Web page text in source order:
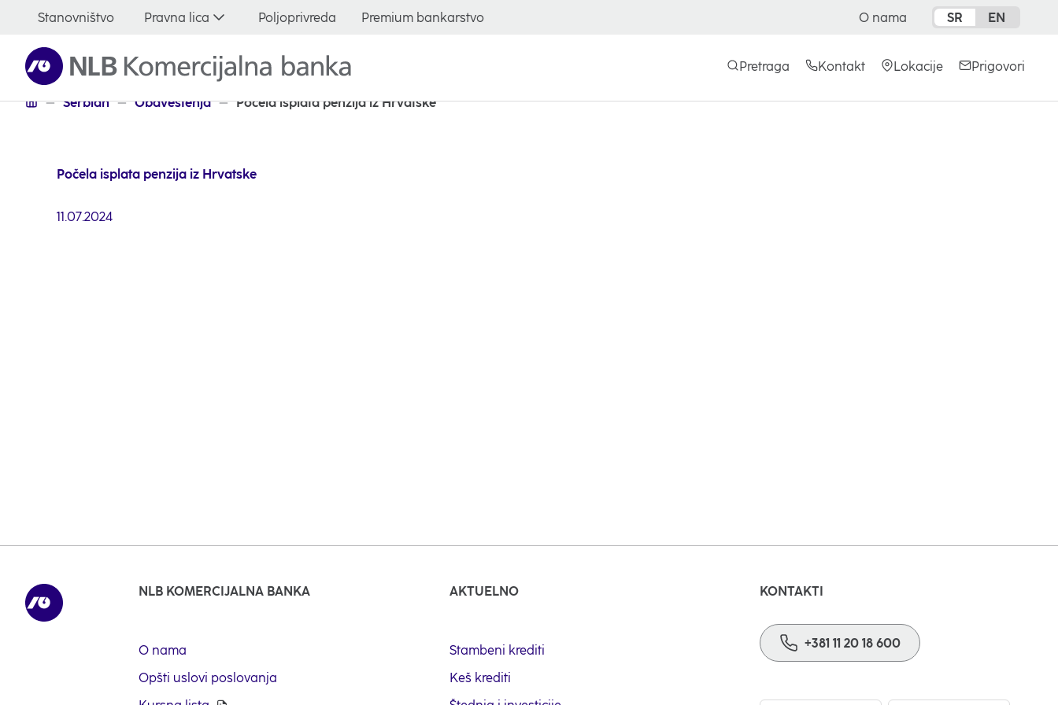
Stanovništvo Pravna lica Poljoprivreda Premium bankarstvo O nama
opens
new
SR EN
Pretraga Kontakt Lokacije Prigovori
Stanovništvo
Serbian Obavestenja Počela isplata penzija iz Hrvatske
Počela isplata penzija iz Hrvatske
11.07.2024
NLB KOMERCIJALNA BANKA
O nama
Opšti uslovi poslovanja
AKTUELNO
Stambeni krediti
Keš krediti
KONTAKTI
+381 11 20 18 600